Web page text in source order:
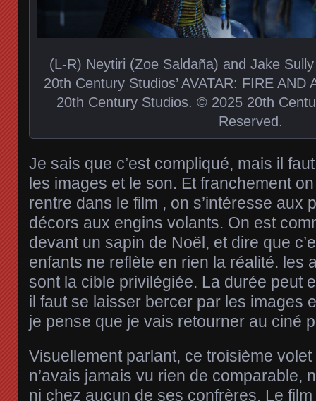
(L-R) Neytiri (Zoe Saldaña) and Jake
20th Century Studios’ AVATAR: FIRE
20th Century Studios. © 2025 20th
Reserved.
Je sais que c’est compliqué, mais il
les images et le son. Et franchement
rentre dans le film , on s’intéresse aux
décors aux engins volants. On est
devant un sapin de Noël, et dire que
enfants ne reflète en rien la réalité. les
sont la cible privilégiée. La durée peut
il faut se laisser bercer par les images
je pense que je vais retourner au ciné
Visuellement parlant, ce troisième
n’avais jamais vu rien de comparable,
ni chez aucun de ses confrères. Le